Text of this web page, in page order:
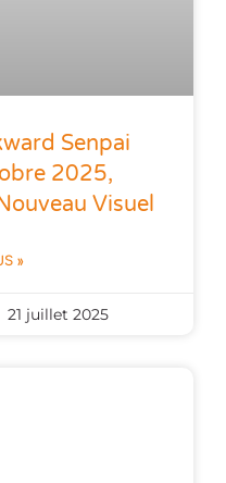
Senpai
2025,
Visuel
»
21 juillet 2025